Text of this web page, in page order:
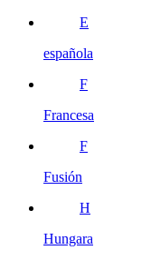
E
española
F
Francesa
F
Fusión
H
Hungara